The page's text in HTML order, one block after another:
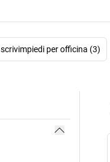
scrivimpiedi per officina (3)